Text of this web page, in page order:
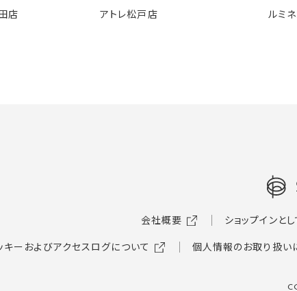
店 アトレ松戸店
🍧
ルミ
会社概要 ショップインと
キーおよびアクセスログについて
個人情報のお取り扱い